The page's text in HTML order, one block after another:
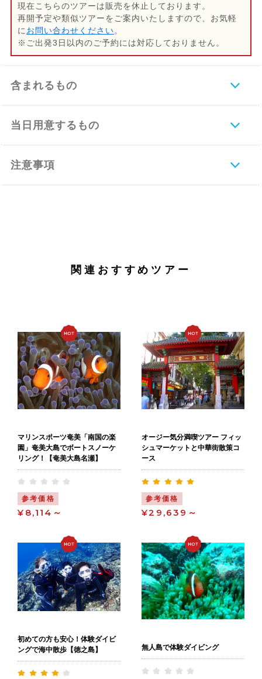
現在こちらのツアーは販売を休止しております。
再開予定や類似ツアーをご案内いたしますので、お気軽
にお問い合わせください。
※ご出発3日以内のご予約には対応しておりません。
含まれるもの
当日用意するもの
注意事項
関連おすすめツアー
マリンスポーツ奄美「南国の楽
園」奄美大島でボートスノーケ
リング！【奄美大島名瀬】
参考価格
¥8,114～
オージー気分満喫ツアー フィッ
シュマーケットと中華街散策コ
ース
参考価格
¥29,639～
初めての方も安心！体験ダイビ
ングで海中散歩【徳之島】
無人島で体験ダイビング